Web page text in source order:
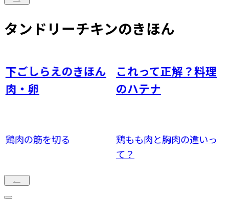
タンドリーチキンのきほん
下ごしらえのきほん
肉・卵
鶏肉の筋を切る
これって正解？料理
のハテナ
鶏もも肉と胸肉の違いっ
て？